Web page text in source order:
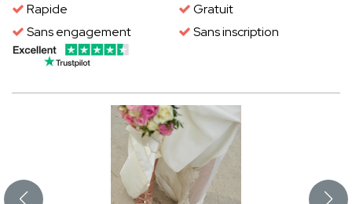
Rapide
Gratuit
Sans engagement
Sans inscription